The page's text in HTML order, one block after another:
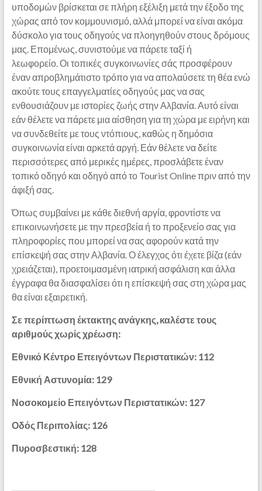
υποδομών βρίσκεται σε πλήρη εξέλιξη μετά την έξοδο της
χώρας από τον κομμουνισμό, αλλά μπορεί να είναι ακόμα
δύσκολο για τους οδηγούς να πλοηγηθούν στους δρόμους
μας. Επομένως, συνιστούμε να πάρετε ταξί ή
λεωφορείο. Οι τοπικές συγκοινωνίες σάς προσφέρουν
έναν απροβλημάτιστο τρόπο για να απολαύσετε τη θέα ενώ
ακούτε τους επαγγελματίες οδηγούς μας να σας
ενθουσιάζουν με ιστορίες ζωής στην Αλβανία. Αυτό είναι
εάν θέλετε να πάρετε μια αίσθηση για τη χώρα με ειρήνη και
να συνδεθείτε με τους ντόπιους, καθώς η δημόσια
συγκοινωνία είναι αρκετά αργή. Εάν θέλετε να δείτε
περισσότερες από μερικές ημέρες, προσλάβετε έναν
τοπικό οδηγό και οδηγό από το Tourist Online πριν από την
άφιξή σας.
Όπως συμβαίνει με κάθε διεθνή αργία, φροντίστε να
επικοινωνήσετε με την πρεσβεία ή το προξενείο σας για
πληροφορίες που μπορεί να σας αφορούν κατά την
επίσκεψή σας στην Αλβανία. Ο έλεγχος ότι έχετε βίζα (εάν
χρειάζεται), προετοιμασμένη ιατρική ασφάλιση και άλλα
έγγραφα θα διασφαλίσει ότι η επίσκεψή σας στη χώρα μας
θα είναι εξαιρετική.
Σε περίπτωση έκτακτης ανάγκης, καλέστε τους
αριθμούς χωρίς χρέωση:
Εθνικό Κέντρο Επειγόντων Περιστατικών: 112
Εθνική Αστυνομία: 129
Νοσοκομείο Επειγόντων Περιστατικών: 127
Οδός Περιπολίας: 126
Πυροσβεστική: 128